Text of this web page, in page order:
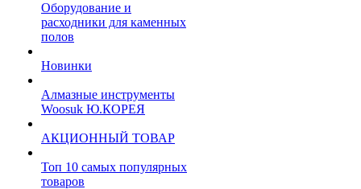
Оборудование и
расходники для каменных
полов
Новинки
Алмазные инструменты
Woosuk Ю.КОРЕЯ
АКЦИОННЫЙ ТОВАР
Топ 10 самых популярных
товаров